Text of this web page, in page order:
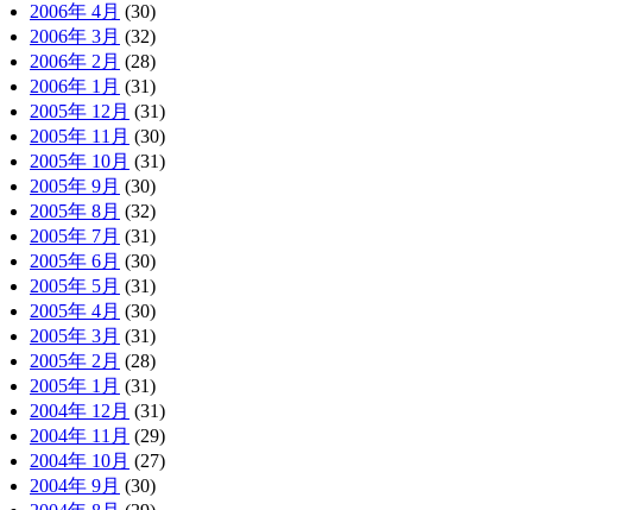
2006年 4月 (30)
2006年 3月 (32)
2006年 2月 (28)
2006年 1月 (31)
2005年 12月 (31)
2005年 11月 (30)
2005年 10月 (31)
2005年 9月 (30)
2005年 8月 (32)
2005年 7月 (31)
2005年 6月 (30)
2005年 5月 (31)
2005年 4月 (30)
2005年 3月 (31)
2005年 2月 (28)
2005年 1月 (31)
2004年 12月 (31)
2004年 11月 (29)
2004年 10月 (27)
2004年 9月 (30)